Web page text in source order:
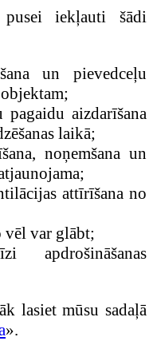
iekļauti šādi
un pievedceļu
aizdarīšana
laikā;
noņemšana un
attīrīšana no
vēl var glābt;
apdrošināšanas
lasiet mūsu sadaļā
».